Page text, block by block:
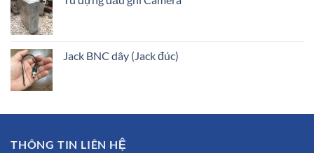
Jack BNC dây (Jack đúc)
THÔNG TIN LIÊN HỆ